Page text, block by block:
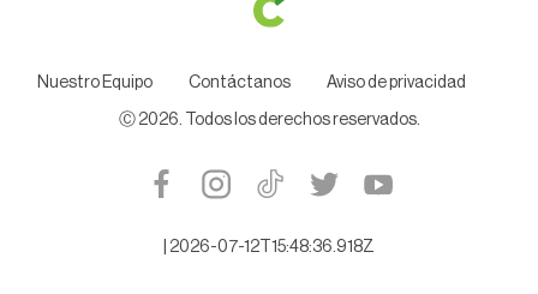
Nuestro Equipo Contáctanos Aviso de privacidad
Ⓒ 2026. Todos los derechos reservados.
2026-07-12T15:48:36.918Z